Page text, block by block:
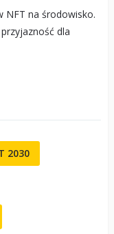
NFT na środowisko.
dla
2030